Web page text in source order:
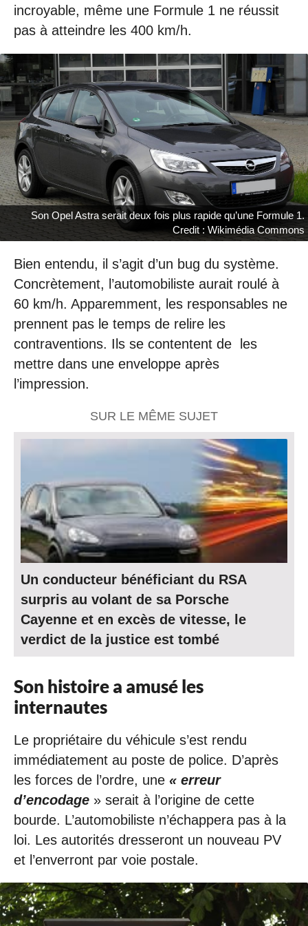
incroyable, même une Formule 1 ne réussit
pas à atteindre les 400 km/h.
Son Opel Astra serait deux fois plus rapide qu’une Formule 1.
Credit : Wikimédia Commons
Bien entendu, il s’agit d’un bug du système.
Concrètement, l’automobiliste aurait roulé à
60 km/h. Apparemment, les responsables ne
prennent pas le temps de relire les
contraventions. Ils se contentent de les
mettre dans une enveloppe après
l’impression.
SUR LE MÊME SUJET
Un conducteur bénéficiant du RSA
surpris au volant de sa Porsche
Cayenne et en excès de vitesse, le
verdict de la justice est tombé
Son histoire a amusé les
internautes
Le propriétaire du véhicule s’est rendu
immédiatement au poste de police. D’après
les forces de l’ordre, une « erreur
d’encodage » serait à l’origine de cette
bourde. L’automobiliste n’échappera pas à la
loi. Les autorités dresseront un nouveau PV
et l’enverront par voie postale.